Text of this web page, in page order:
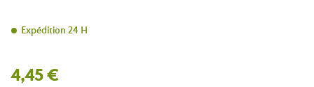
Expédition 24 H
4,45 €